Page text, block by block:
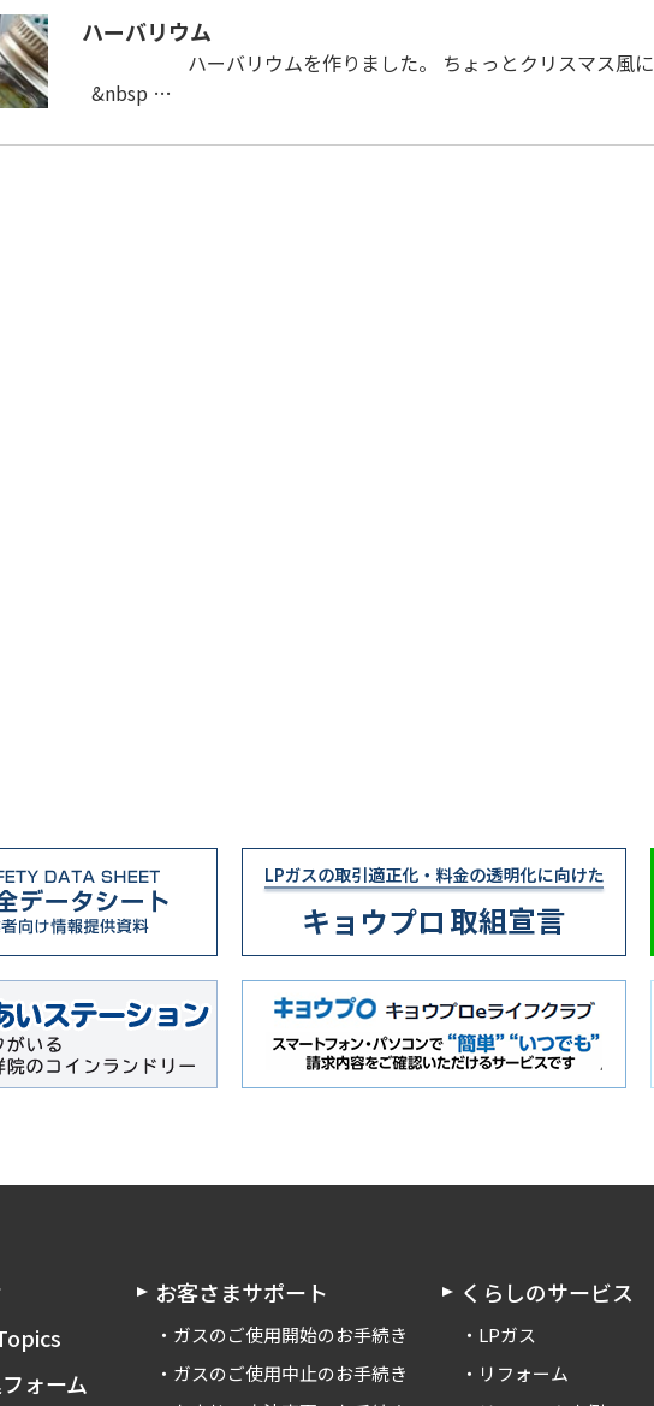
ハーバリウム
ハーバリウムを作りました。 ちょっとクリスマス風に
&nbsp …
ォーム
お客さまサポート
ガスのご使用開始のお手続き
ガスのご使用中止のお手続き
くらしのサービス
LPガス
リフォーム